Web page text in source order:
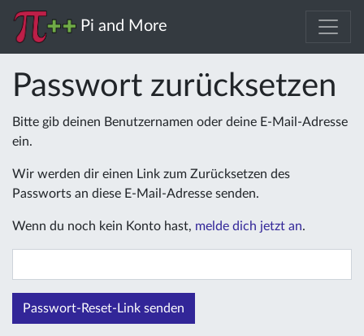
Pi and More
Passwort zurücksetzen
Bitte gib deinen Benutzernamen oder deine E-Mail-Adresse
ein.
Wir werden dir einen Link zum Zurücksetzen des
Passworts an diese E-Mail-Adresse senden.
Wenn du noch kein Konto hast, melde dich jetzt an.